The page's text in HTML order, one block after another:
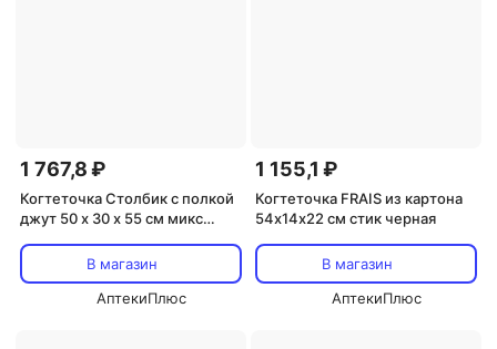
1 767,8 ₽
Когтеточка Столбик с полкой
джут 50 х 30 х 55 см микс
В магазин
АптекиПлюс
1 155,1 ₽
Когтеточка FRAIS из картона
54х14х22 см стик черная
В магазин
АптекиПлюс